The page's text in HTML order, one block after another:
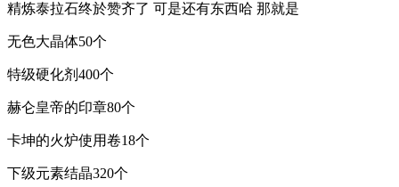
精炼泰拉石终於赞齐了 可是还有东西哈 那就是
无色大晶体50个
特级硬化剂400个
赫仑皇帝的印章80个
卡坤的火炉使用卷18个
下级元素结晶320个